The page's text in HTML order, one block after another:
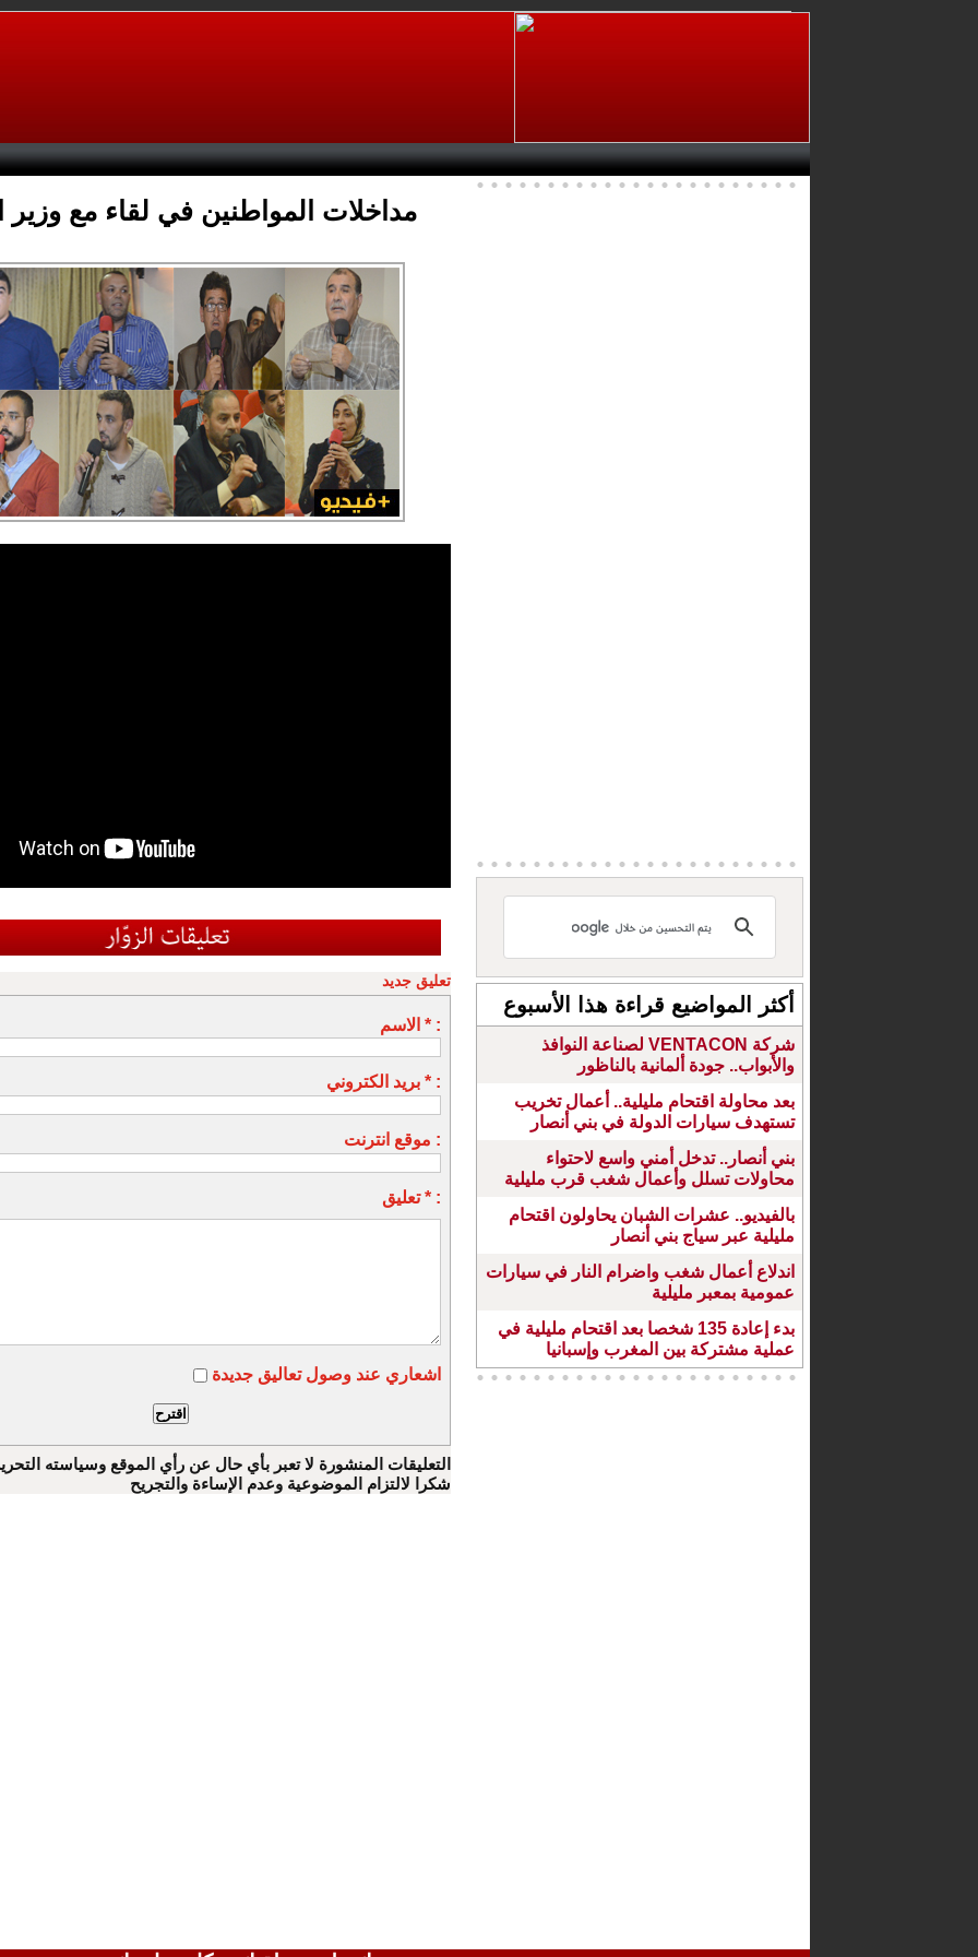
مداخلات المواطنين في لقاء مع وزير
تعليق جديد
الاسم * :
بريد الكتروني * :
موقع انترنت :
تعليق * :
اشعاري عند وصول تعاليق جديدة
التعليقات المنشورة لا تعبر بأي حال عن رأي الموقع وسياسته
شكرا لالتزام الموضوعية وعدم الإساءة والتجريح
أكثر المواضيع قراءة هذا الأسبوع
شركة VENTACON لصناعة النوافذ
والأبواب.. جودة ألمانية بالناظور
بعد محاولة اقتحام مليلية.. أعمال تخريب
تستهدف سيارات الدولة في بني أنصار
بني أنصار.. تدخل أمني واسع لاحتواء
محاولات تسلل وأعمال شغب قرب مليلية
بالفيديو.. عشرات الشبان يحاولون اقتحام
مليلية عبر سياج بني أنصار
اندلاع أعمال شغب واضرام النار في سيارات
عمومية بمعبر مليلية
بدء إعادة 135 شخصا بعد اقتحام مليلية في
عملية مشتركة بين المغرب وإسبانيا